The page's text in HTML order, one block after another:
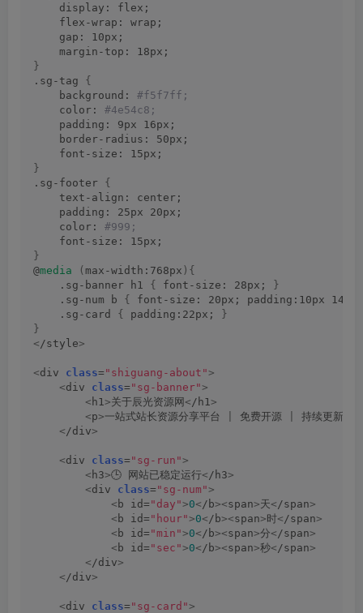
    display: flex;
    flex-wrap: wrap;
    gap: 10px;
    margin-top: 18px;
}
.sg-tag {
    background:
#f5f7ff;
    color:
#4e54c8;
    padding: 9px 16px;
    border-radius: 50px;
    font-size: 15px;
}
.sg-footer {
    text-align: center;
    padding: 25px 20px;
    color:
#999;
    font-size: 15px;
}
@media ( max-width:768px ){
    .sg-banner h1
{ font-size: 28px;
}
    .sg-num b
{
font-size: 20px; padding:10px
    .sg-card
{ padding:22px;
}
}
< /style>
<div class= "shiguang-about">
<div class= "sg-banner">
< h1 >关于辰光资源网 < /h1 >
<p>一站式站长资源分享平台 免费开源 持续更新
< /div>
<div class= "sg-run">
< h3>🕒 网站已稳定运行< /h3>
<div class= "sg-num">
< b id= "day">0< /b><span>天< /span>
< b id= "hour">0< /b><span>时< /span>
< b id= "min">0< /b><span>分< /span>
< b id= "sec">0< /b><span>秒< /span>
< /div>
< /div>
<div class= "sg-card">